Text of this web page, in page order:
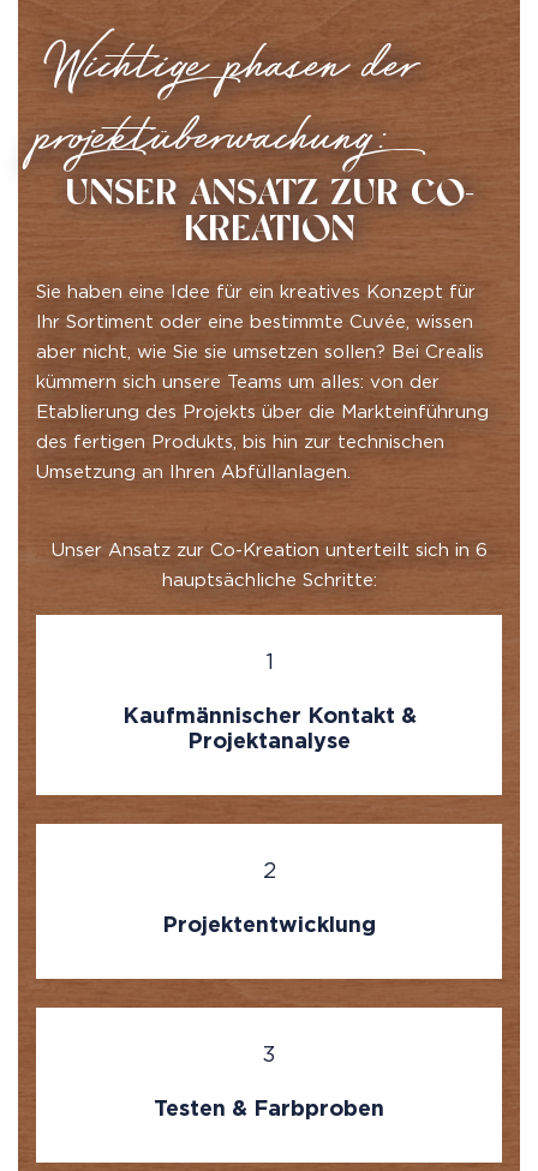
Wichtige phasen der
projektüberwachung:
UNSER ANSATZ ZUR CO-
KREATION
Sie haben eine Idee für ein kreatives Konzept für
Ihr Sortiment oder eine bestimmte Cuvée, wissen
aber nicht, wie Sie sie umsetzen sollen? Bei Crealis
kümmern sich unsere Teams um alles: von der
Etablierung des Projekts über die Markteinführung
des fertigen Produkts, bis hin zur technischen
Umsetzung an Ihren Abfüllanlagen.
Unser Ansatz zur Co-Kreation unterteilt sich in 6
hauptsächliche Schritte:
1
Kaufmännischer Kontakt &
Projektanalyse
2
Projektentwicklung
3
Testen & Farbproben